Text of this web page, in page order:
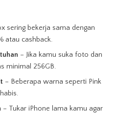
sering bekerja sama dengan
atau cashback.
– Jika kamu suka foto dan
minimal 256GB.
– Beberapa warna seperti Pink
– Tukar iPhone lama kamu agar